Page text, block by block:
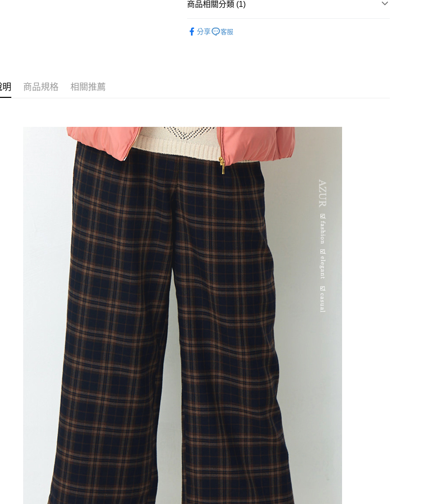
便利好安心！
３．安心：先確認商品／服務後，再付款。
※ 交易是否成功請以「AFTEE先享後付 」之結帳頁面顯示為準，若有關於
是否繳費成功／繳費後需取消欲退款等相關疑問，請聯繫「AFTEE先享後
付客戶支援中心」
https://netprotections.freshdesk.com/support/home
【注意事項】
１．透過由恩沛科技股份有限公司提供之「AFTEE先享後付」服務完成之
交易，需依本服務之必要範圍內提供個人資料，並將交易相關給付款項請
求債權轉讓予恩沛科技股份有限公司。
２．關於個人資料處理事宜，請瀏覽以下網址：
https://aftee.tw/terms/#terms3
３．未成年的使用者請事先徵得法定代理人或監護人之同意方可使用
「AFTEE先享後付」，若未經同意申辦者引起之損失，本公司不負相關責
４．使用「AFTEE先享後付」時，將依據個別帳號之用戶狀況，依本公司
即時審查核予不同之上限額度；若仍有額度不足之情形，本公司將視審查
結果請求用戶進行身份認證。
５．嚴禁一人註冊多個帳號或使用他人資訊註冊。若發現惡意使用之情
形，恩沛科技股份有限公司將有權停止該用戶之使用額度並採取法律行
動。
運送方式
全家--滿2000元免運
每筆NT$60，滿NT$2,000(含以上)免運費
宅配-滿2000元免運
每筆NT$120，滿NT$2,000(含以上)免運費
商品相關分類 (1)
分享
客服
明 商品規格 相關推薦